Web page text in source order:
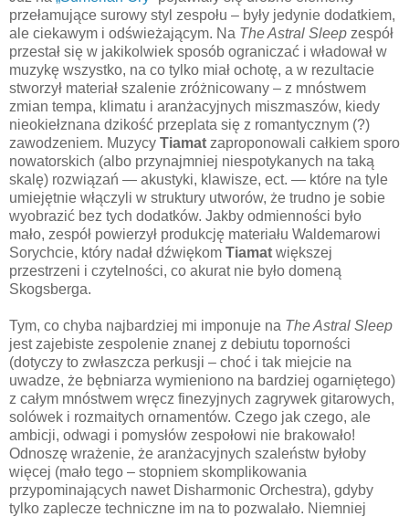
przełamujące surowy styl zespołu – były jedynie dodatkiem,
ale ciekawym i odświeżającym. Na The Astral Sleep zespół
przestał się w jakikolwiek sposób ograniczać i władował w
muzykę wszystko, na co tylko miał ochotę, a w rezultacie
stworzył materiał szalenie zróżnicowany – z mnóstwem
zmian tempa, klimatu i aranżacyjnych miszmaszów, kiedy
nieokiełznana dzikość przeplata się z romantycznym (?)
zawodzeniem. Muzycy Tiamat zaproponowali całkiem sporo
nowatorskich (albo przynajmniej niespotykanych na taką
skalę) rozwiązań — akustyki, klawisze, ect. — które na tyle
umiejętnie włączyli w struktury utworów, że trudno je sobie
wyobrazić bez tych dodatków. Jakby odmienności było
mało, zespół powierzył produkcję materiału Waldemarowi
Sorychcie, który nadał dźwiękom Tiamat większej
przestrzeni i czytelności, co akurat nie było domeną
Skogsberga.
Tym, co chyba najbardziej mi imponuje na The Astral Sleep
jest zajebiste zespolenie znanej z debiutu toporności
(dotyczy to zwłaszcza perkusji – choć i tak miejcie na
uwadze, że bębniarza wymieniono na bardziej ogarniętego)
z całym mnóstwem wręcz finezyjnych zagrywek gitarowych,
solówek i rozmaitych ornamentów. Czego jak czego, ale
ambicji, odwagi i pomysłów zespołowi nie brakowało!
Odnoszę wrażenie, że aranżacyjnych szaleństw byłoby
więcej (mało tego – stopniem skomplikowania
przypominających nawet Disharmonic Orchestra), gdyby
tylko zaplecze techniczne im na to pozwalało. Niemniej